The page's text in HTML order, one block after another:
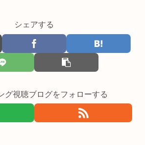
シェアする
グ視聴ブログをフォローする